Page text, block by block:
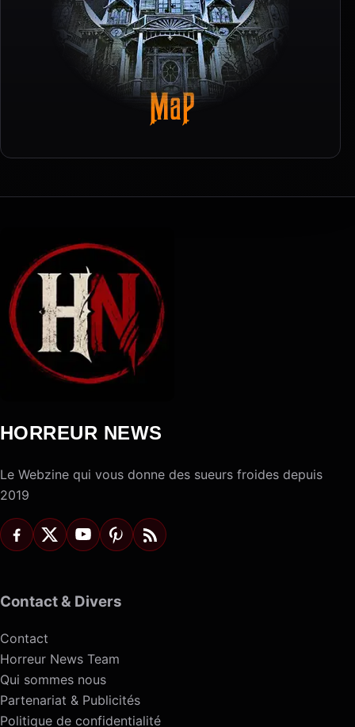
HORREUR NEWS
Le Webzine qui vous donne des sueurs froides depuis
2019
Contact & Divers
Contact
Horreur News Team
Qui sommes nous
Partenariat & Publicités
Politique de confidentialité